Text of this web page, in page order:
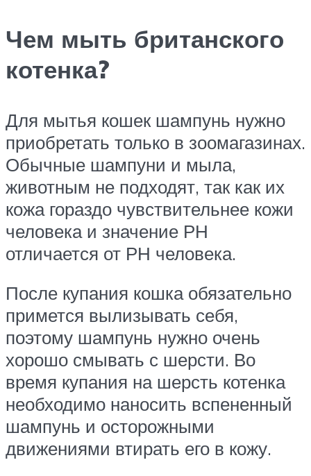
Чем мыть британского
котенка?
Для мытья кошек шампунь нужно
приобретать только в зоомагазинах.
Обычные шампуни и мыла,
животным не подходят, так как их
кожа гораздо чувствительнее кожи
человека и значение РН
отличается от РН человека.
После купания кошка обязательно
примется вылизывать себя,
поэтому шампунь нужно очень
хорошо смывать с шерсти. Во
время купания на шерсть котенка
необходимо наносить вспененный
шампунь и осторожными
движениями втирать его в кожу.